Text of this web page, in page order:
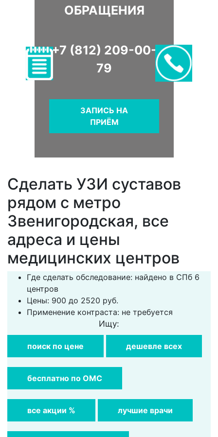
ОБРАЩЕНИЯ
+7 (812) 209-00-
79
ЗАПИСЬ НА
ПРИЁМ
Сделать УЗИ суставов
рядом с метро
Звенигородская, все
адреса и цены
медицинских центров
Где сделать обследование: найдено в СПб 6
центров
Цены: 900 до 2520 руб.
Применение контраста: не требуется
Ищу:
поиск по цене дешевле всех
бесплатно по ОМС
все акции % лучшие врачи